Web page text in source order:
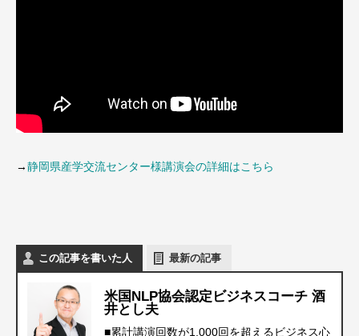
→静岡県産学交流センター様講演会の詳細はこちら
この記事を書いた人 最新の記事
米国NLP協会認定ビジネスコーチ 酒
井とし夫
■累計講演回数が1,000回を超えるビジネス心